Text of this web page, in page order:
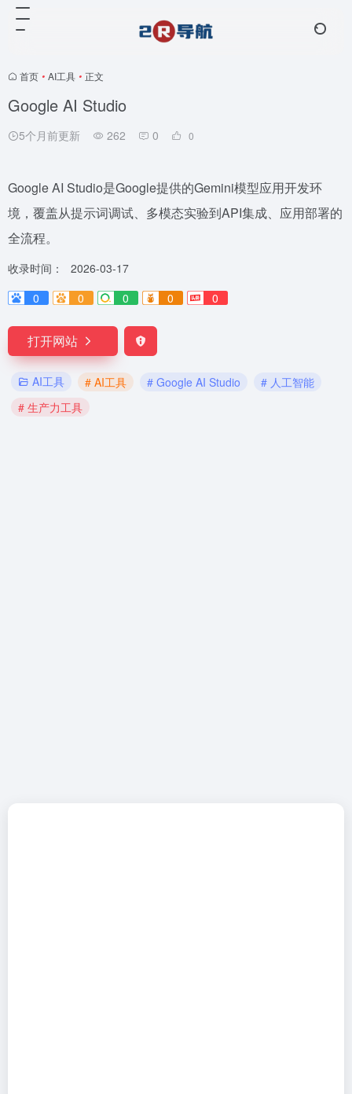
首页 • AI工具 • 正文
Google AI Studio
5个月前更新 262 0 0
Google AI Studio是Google提供的Gemini模型应用开发环
境，覆盖从提示词调试、多模态实验到API集成、应用部署的
全流程。
收录时间：
2026-03-17
0
0 0 0 0
打开网站
AI工具 # AI工具 # Google AI Studio
# 人工智能
# 生产力工具